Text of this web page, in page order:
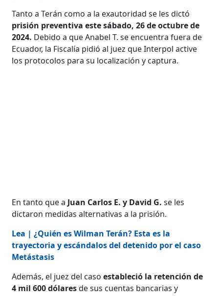
Tanto a Terán como a la exautoridad se les dictó
prisión preventiva este sábado, 26 de octubre de
2024. Debido a que Anabel T. se encuentra fuera de
Ecuador, la Fiscalía pidió al juez que Interpol active
los protocolos para su localización y captura.
En tanto que a Juan Carlos E. y David G. se les
dictaron medidas alternativas a la prisión.
Lea | ¿Quién es Wilman Terán? Esta es la
trayectoria y escándalos del detenido por el caso
Metástasis
Además, el juez del caso estableció la retención de
4 mil 600 dólaresde sus cuentas bancarias y